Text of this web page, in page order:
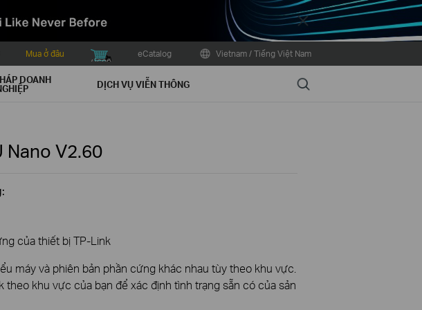
Close
Mua ở đâu
buy icon
eCatalog Vietnam / Tiếng Việt Nam
DOANH DỊCH VỤ VIỄN THÔNG Search
Nano V2.60
của thiết bị TP-Link
máy và phiên bản phần cứng khác nhau tùy theo khu vực.
theo khu vực của bạn để xác định tình trạng sẵn có của sản